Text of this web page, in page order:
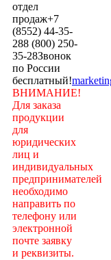
отдел
продаж+7
(8552) 44-35-
288 (800) 250-
35-28Звонок
по России
бесплатный!
ВНИМАНИЕ!
Для заказа
продукции
для
юридических
лиц и
индивидуальных
предпринимателей
необходимо
направить по
телефону или
электронной
почте заявку
и реквизиты.